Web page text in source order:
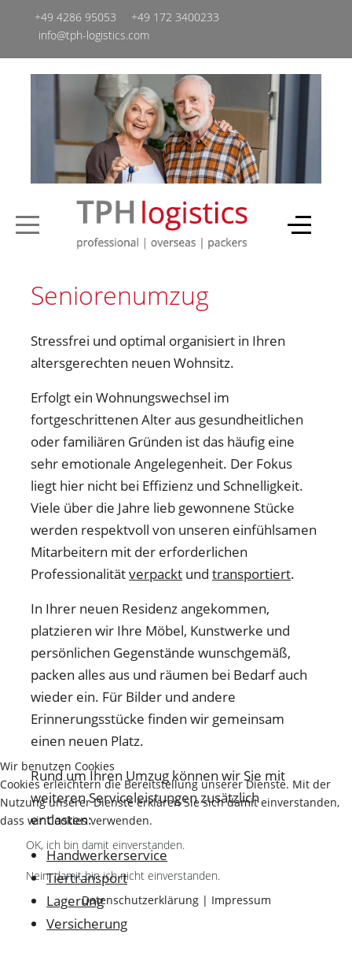
+49 4286 95053
+49 ‭172 3400233‬
info@tph-logistics.com
Seniorenumzug
Stressfrei und optimal organisiert in Ihren
altersgerechten neuen Wohnsitz.
Erfolgt ein Wohnungswechsel im
fortgeschrittenen Alter aus gesundheitlichen
oder familiären Gründen ist das häufig eine
sehr emotionale Angelegenheit. Der Fokus
liegt hier nicht bei Effizienz und Schnelligkeit.
Viele über die Jahre lieb gewonnene Stücke
werden respektvoll von unseren einfühlsamen
Mitarbeitern mit der erforderlichen
Professionalitätverpackt undtransportiert.
In Ihrer neuen Residenz angekommen,
platzieren wir Ihre Möbel, Kunstwerke und
persönlichen Gegenstände wunschgemäß,
packen alles aus und räumen bei Bedarf auch
wieder ein. Für Bilder und andere
Erinnerungsstücke finden wir gemeinsam
einen neuen Platz.
Rund um Ihren Umzug können wir Sie mit
weiteren Serviceleistungen zusätzlich
entlasten:
Handwerkerservice
Tiertransport
Lagerung
Versicherung
Wir benutzen Cookies
Cookies erleichtern die Bereitstellung unserer Dienste. Mit der
Nutzung unserer Dienste erklären Sie sich damit einverstanden,
dass wir Cookies verwenden.
OK, ich bin damit einverstanden.
Nein, damit bin ich nicht einverstanden.
Datenschutzerklärung| Impressum